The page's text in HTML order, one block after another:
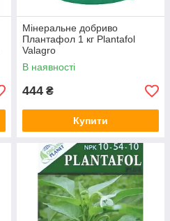
Мінеральне добриво
Плантафол 1 кг Plantafol
Valagro
В наявності
444 ₴
Купити